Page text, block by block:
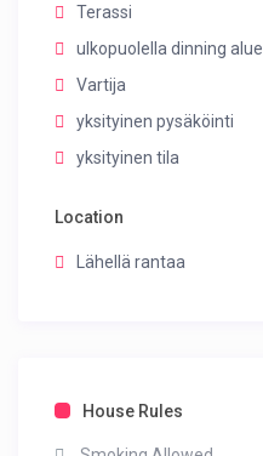
Terassi
ulkopuolella dinning alue
Vartija
yksityinen pysäköinti
yksityinen tila
Location
Lähellä rantaa
House Rules